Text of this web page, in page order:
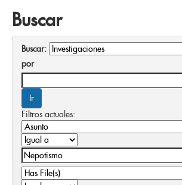
Buscar
Buscar:
por
Filtros actuales: